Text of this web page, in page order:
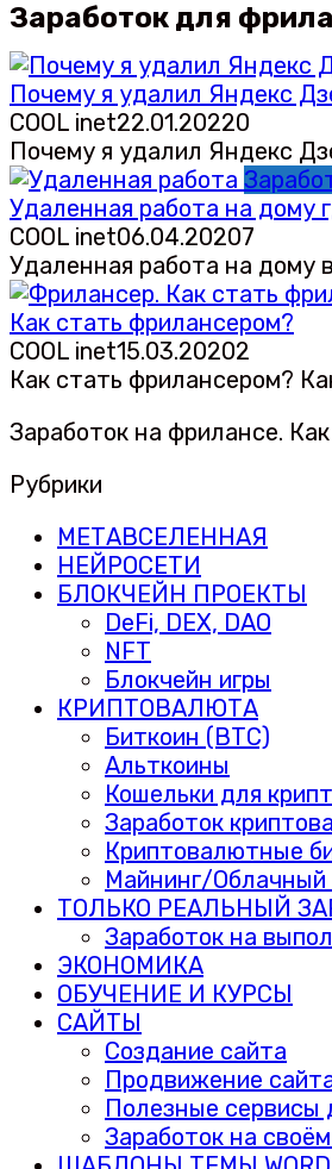
Заработок для
Почему я удалил Яндекс
COOL inet22.01.20220
Почему я удалил Яндекс
Удаленная работа на дому
COOL inet06.04.20207
Удаленная работа на дому
Как стать фрилансером?
COOL inet15.03.20202
Как стать фрилансером?
Заработок на фрилансе.
Рубрики
МЕТАВСЕЛЕННАЯ
НЕЙРОСЕТИ
БЛОКЧЕЙН ПРОЕКТЫ
DeFi, DEX, DAO
NFT
Блокчейн игры
КРИПТОВАЛЮТА
Биткоин (BTC)
Альткоины
Кошельки для
Заработок
Криптовалютные
Майнинг/Облачный
ТОЛЬКО РЕАЛЬНЫЙ
Заработок на
ЭКОНОМИКА
ОБУЧЕНИЕ И КУРСЫ
САЙТЫ
Создание сайта
Продвижение
Полезные сервисы
Заработок на